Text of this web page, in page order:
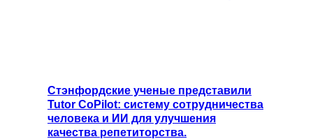
Стэнфордские ученые представили
Tutor CoPilot: систему сотрудничества
человека и ИИ для улучшения
качества репетиторства.